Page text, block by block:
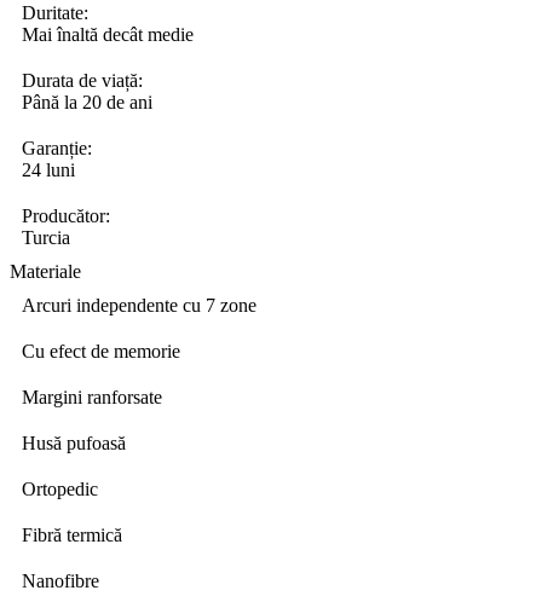
Duritate:
Mai înaltă decât medie
Durata de viață:
Până la 20 de ani
Garanție:
24 luni
Producător:
Turcia
Materiale
Arcuri independente cu 7 zone
Cu efect de memorie
Margini ranforsate
Husă pufoasă
Ortopedic
Fibră termică
Nanofibre